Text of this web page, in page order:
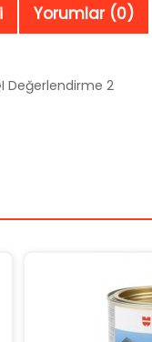
Yorumlar (0)
Değerlendirme 2